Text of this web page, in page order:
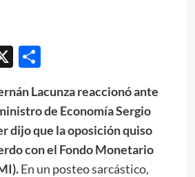
X Compartir
Lacunza reaccionó ante
de EconomíaSergio
dijo que la oposición quiso
con el Fondo Monetario
En un posteo sarcástico,